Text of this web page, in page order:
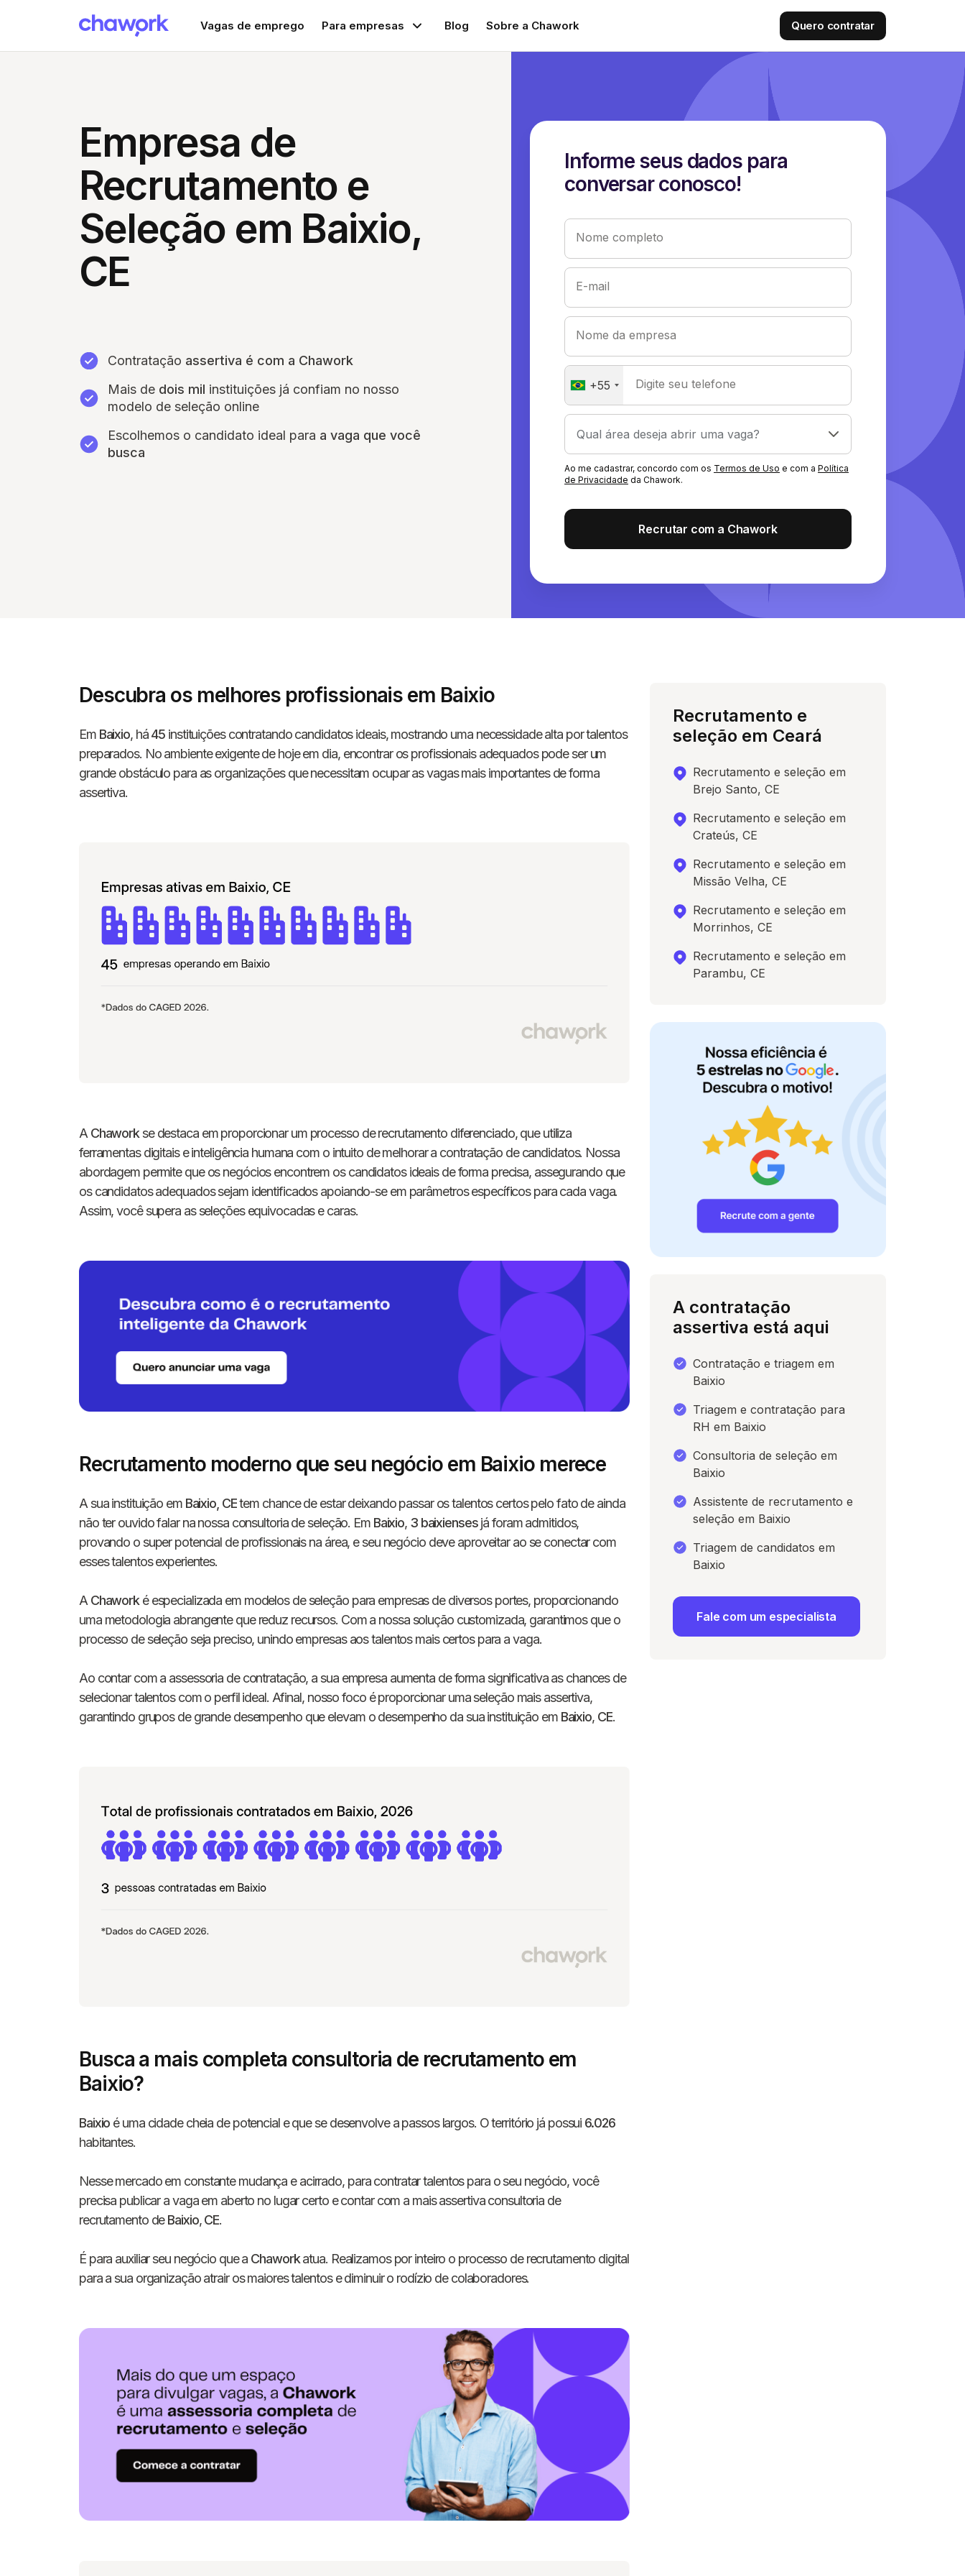
Vagas de emprego Para empresas Blog Sobre a Chawork Quero contratar
Empresa de
Recrutamento e
Seleção em Baixio,
CE
Contratação assertiva é com a Chawork
Mais de dois mil instituições já confiam no nosso
modelo de seleção online
Escolhemos o candidato ideal para a vaga que você
busca
Informe seus dados para
conversar conosco!
Nome completo
E-mail
Nome da empresa
+55 Digite seu telefone
Ao me cadastrar, concordo com os Termos de Uso e com a Política
de Privacidade da Chawork.
Recrutar com a Chawork
Descubra os melhores profissionais em Baixio
Em Baixio, há45 instituições contratando candidatos ideais, mostrando uma necessidade alta por talentos
preparados. No ambiente exigente de hoje em dia, encontrar os profissionais adequados pode ser um
grande obstáculo para as organizações que necessitam ocupar as vagas mais importantes de forma
assertiva.
A Chaworkse destaca em proporcionar um processo de recrutamento diferenciado, que utiliza
ferramentas digitais e inteligência humana com o intuito de melhorar a contratação de candidatos. Nossa
abordagem permite que os negócios encontrem os candidatos ideais de forma precisa, assegurando que
os candidatos adequados sejam identificados apoiando-se em parâmetros específicos para cada vaga.
Assim, você supera as seleções equivocadas e caras.
Recrutamento moderno que seu negócio em Baixio merece
A sua instituição em Baixio, CEtem chance de estar deixando passar os talentos certos pelo fato de ainda
não ter ouvido falar na nossa consultoria de seleção. Em Baixio, 3 baixiensesjá foram admitidos,
provando o super potencial de profissionais na área, e seu negócio deve aproveitar ao se conectar com
esses talentos experientes.
A Chawork é especializada em modelos de seleção para empresas de diversos portes, proporcionando
uma metodologia abrangente que reduz recursos. Com a nossa solução customizada, garantimos que o
processo de seleção seja preciso, unindo empresas aos talentos mais certos para a vaga.
Ao contar com a assessoria de contratação, a sua empresa aumenta de forma significativa as chances de
selecionar talentos com o perfil ideal. Afinal, nosso foco é proporcionar uma seleção mais assertiva,
garantindo grupos de grande desempenho que elevam o desempenho da sua instituição em Baixio, CE.
Busca a mais completa consultoria de recrutamento em
Baixio?
Baixio é uma cidade cheia de potencial e que se desenvolve a passos largos. O território já possui 6.026
habitantes.
Nesse mercado em constante mudança e acirrado, para contratar talentos para o seu negócio, você
precisa publicar a vaga em aberto no lugar certo e contar com a mais assertiva consultoria de
recrutamento deBaixio,CE.
É para auxiliar seu negócio que a Chaworkatua. Realizamos por inteiro o processo de recrutamento digital
para a sua organização atrair os maiores talentos e diminuir o rodízio de colaboradores.
Recrutamento e
seleção em Ceará
Recrutamento e seleção em
Brejo Santo, CE
Recrutamento e seleção em
Crateús, CE
Recrutamento e seleção em
Missão Velha, CE
Recrutamento e seleção em
Morrinhos, CE
Recrutamento e seleção em
Parambu, CE
A contratação
assertiva está aqui
Contratação e triagem em
Baixio
Triagem e contratação para
RH em Baixio
Consultoria de seleção em
Baixio
Assistente de recrutamento e
seleção em Baixio
Triagem de candidatos em
Baixio
Fale com um especialista
Informe seus dados para conversar
conosco!
E-mail
+55 Digite seu telefone